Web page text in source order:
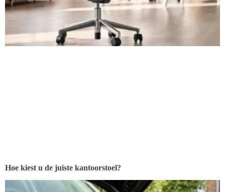
Hoe kiest u de juiste kantoorstoel?